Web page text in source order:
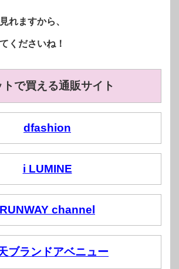
れますから、
くださいね！
トで買える通販サイト
dfashion
i LUMINE
RUNWAY channel
ブランドアベニュー